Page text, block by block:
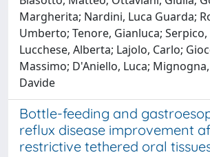
Margherita; Nardini, Luca Guarda;
Umberto; Tenore, Gianluca; Serpico,
Lucchese, Alberta; Lajolo, Carlo;
Massimo; D'Aniello, Luca;
Davide
Bottle-feeding and
reflux disease improvement
restrictive tethered oral